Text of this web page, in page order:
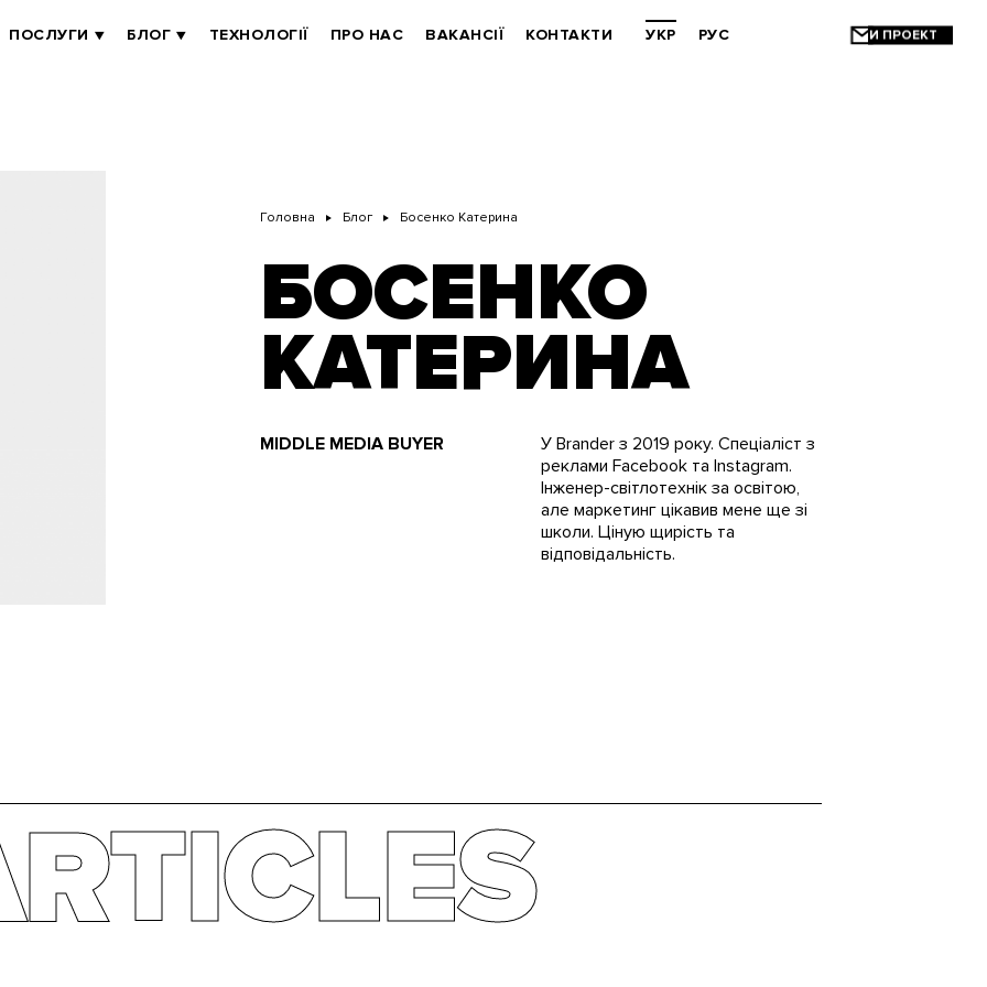
ПОСЛУГИ БЛОГ ТЕХНОЛОГІЇ ПРО НАС ВАКАНСІЇ КОНТАКТИ УКР РУС
Головна Блог Босенко Катерина
БОСЕНКО
КАТЕРИНА
MIDDLE MEDIA BUYER
У Brander з 2019 року. Спеціаліст з
реклами Facebook та Instagram.
Інженер-світлотехнік за освітою,
але маркетинг цікавив мене ще зі
школи. Ціную щирість та
відповідальність.